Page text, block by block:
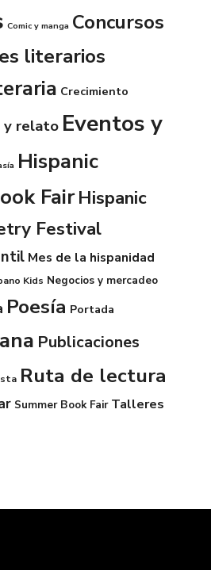
Comic y manga Concursos
literarios
Crecimiento
y relato Eventos y
Hispanic
FairHispanic
Festival
Mes de la hispanidad
Kids Negocios y mercadeo
Poesía Portada
Publicaciones
Ruta de lectura
Summer Book Fair Talleres